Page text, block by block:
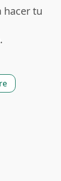
hacer tu